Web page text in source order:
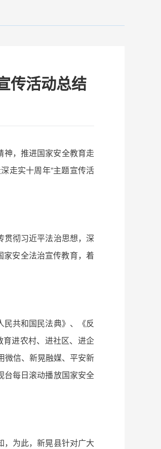
传活动总结
，推进国家安全教育走
走实十周年”主题宣传活
彻习近平法治思想，深
家安全法治宣传教育，着
共和国民法典》、《反
进农村、进社区、进企
微信、新晃融媒、平安新
台每日滚动播放国家安全
为此，新晃县针对广大